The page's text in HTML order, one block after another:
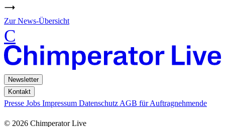
Zur News-Übersicht
C
Newsletter
Kontakt
Presse Jobs Impressum DatenschutzAGB für Auftragnehmende
© 2026 Chimperator Live